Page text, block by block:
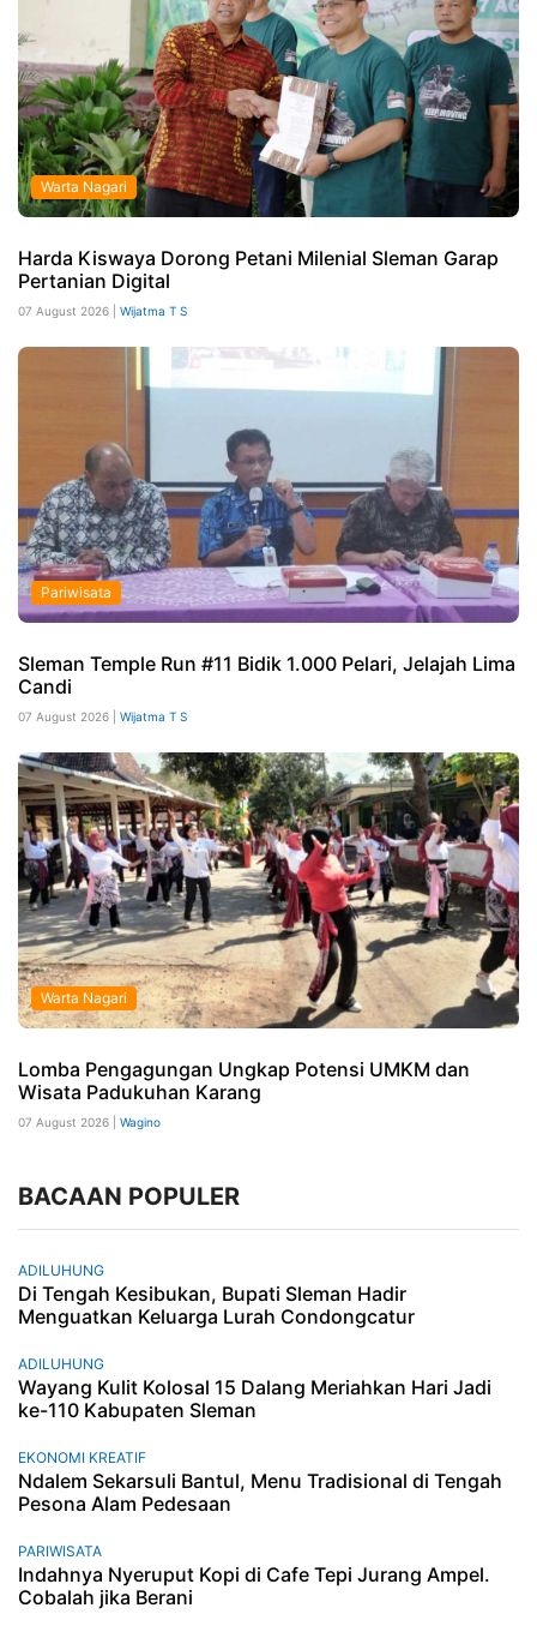
Warta Nagari
Harda Kiswaya Dorong Petani Milenial Sleman Garap
Pertanian Digital
07 August 2026 | Wijatma T S
Pariwisata
Sleman Temple Run #11 Bidik 1.000 Pelari, Jelajah Lima
Candi
07 August 2026 | Wijatma T S
Warta Nagari
Lomba Pengagungan Ungkap Potensi UMKM dan
Wisata Padukuhan Karang
07 August 2026 | Wagino
BACAAN POPULER
ADILUHUNG
Di Tengah Kesibukan, Bupati Sleman Hadir
Menguatkan Keluarga Lurah Condongcatur
ADILUHUNG
Wayang Kulit Kolosal 15 Dalang Meriahkan Hari Jadi
ke-110 Kabupaten Sleman
EKONOMI KREATIF
Ndalem Sekarsuli Bantul, Menu Tradisional di Tengah
Pesona Alam Pedesaan
PARIWISATA
Indahnya Nyeruput Kopi di Cafe Tepi Jurang Ampel.
Cobalah jika Berani